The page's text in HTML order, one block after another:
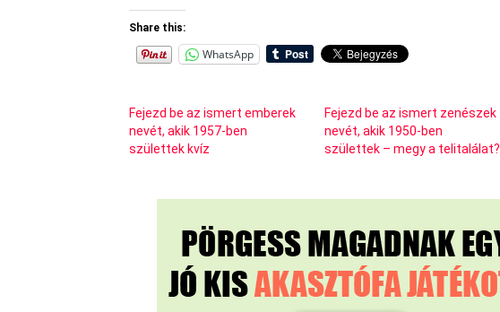
Share this:
WhatsApp
Fejezd be az ismert emberek
nevét, akik 1957-ben
születtek kvíz
Fejezd be az ismert zenészek
nevét, akik 1950-ben
születtek – megy a telitalálat?